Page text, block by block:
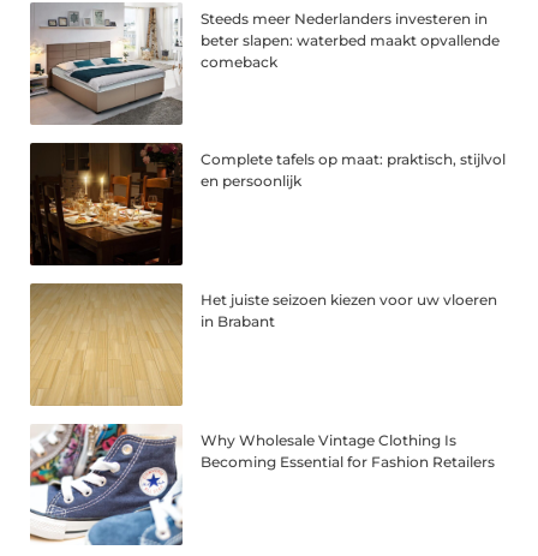
Steeds meer Nederlanders investeren in
beter slapen: waterbed maakt opvallende
comeback
Complete tafels op maat: praktisch, stijlvol
en persoonlijk
Het juiste seizoen kiezen voor uw vloeren
in Brabant
Why Wholesale Vintage Clothing Is
Becoming Essential for Fashion Retailers